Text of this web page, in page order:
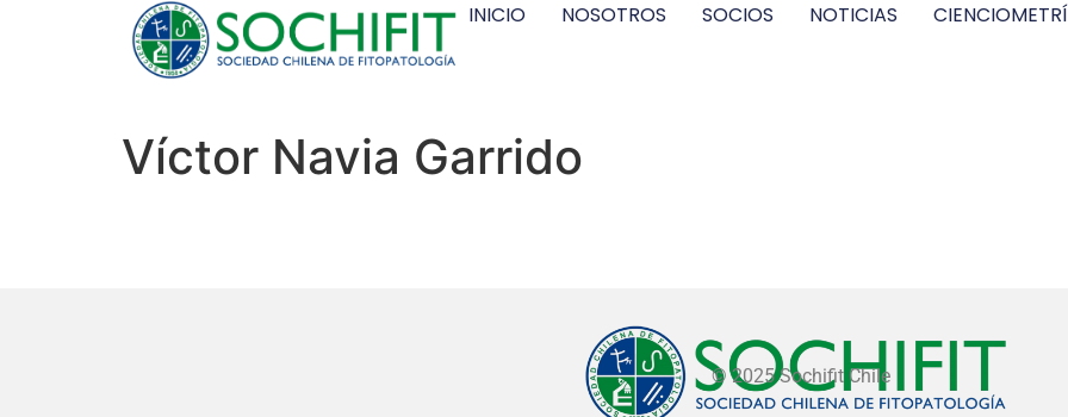
INICIO NOSOTROS SOCIOS NOTICIAS
Víctor Navia Garrido
© 2025 Sochifit Chile